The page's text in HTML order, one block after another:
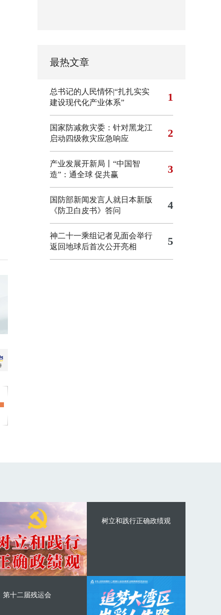
最热文章
总书记的人民情怀|“扎扎实实
建设现代化产业体系”
1
国家防减救灾委：针对黑龙江
启动四级救灾应急响应
2
产业发展开新局丨“中国智
造”：通全球 促共赢
3
国防部新闻发言人就日本新版
《防卫白皮书》答问
4
神二十一乘组记者见面会举行
返回地球后首次公开亮相
5
树立和践行正确政绩观
第十二届残运会